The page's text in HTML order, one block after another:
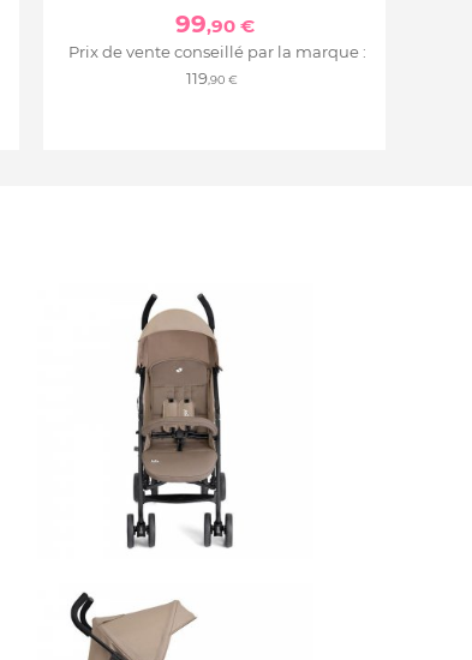
99,90 €
Prix de vente conseillé par la marque :
119,90 €